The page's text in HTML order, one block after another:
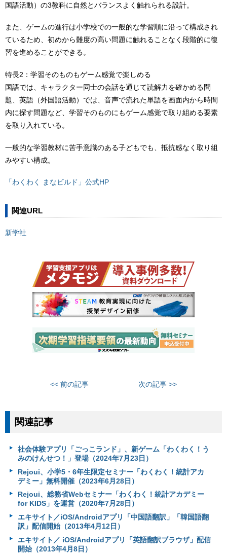
国語活動）の3教科に自然とバランスよく触れられる設計。
また、ゲームの進行は小学校での一般的な学習順に沿って構成され
ているため、初めから難度の高い問題に触れることなく段階的に復
習を進めることができる。
特長2：学習そのものもゲーム感覚で楽しめる
国語では、キャラクター同士の会話を通じて読解力を確かめる問
題、英語（外国語活動）では、音声で流れた単語を画面内から時間
内に探す問題など、学習そのものにもゲーム感覚で取り組める要素
を取り入れている。
一般的な学習教材に苦手意識のある子どもでも、抵抗感なく取り組
みやすい構成。
「わくわく まなビルド」公式HP
関連URL
新学社
<< 前の記事 次の記事 >>
関連記事
社会体験アプリ「ごっこランド」、新ゲーム「わくわく！う
みのけんせつ！」登場（2024年7月23日）
Rejoui、小学5・6年生限定セミナー「わくわく！統計アカ
デミー」無料開催（2023年6月28日）
Rejoui、総務省Webセミナー「わくわく！統計アカデミー
for KIDS」を運営（2020年7月28日）
エキサイト／iOS/Androidアプリ「中国語翻訳」「韓国語翻
訳」配信開始（2013年4月12日）
エキサイト／ iOS/Androidアプリ「英語翻訳ブラウザ」配信
開始（2013年4月8日）